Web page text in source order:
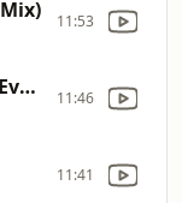
11:53
Gonna Make You Sweat (Everybody Dance Now) 11:46
11:41